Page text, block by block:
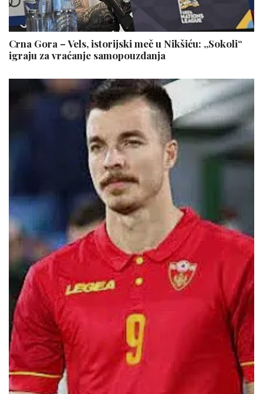
Crna Gora – Vels, istorijski meč u Nikšiću: ,,Sokoli“
igraju za vraćanje samopouzdanja